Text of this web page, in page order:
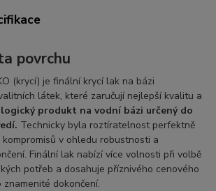
povrchu
(krycí) je finální krycí lak na bázi
látek, které zaručují nejlepší kvalitu a
produkt na vodní bázi určený do
Technicky byla roztíratelnost perfektně
v ohledu robustnosti a
Finální lak nabízí více volnosti při volbě
potřeb a dosahuje příznivého cenového
znamenité dokončení.